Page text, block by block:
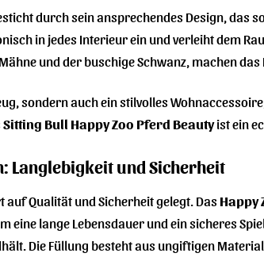
durch sein ansprechendes Design, das
in jedes Interieur ein und verleiht dem
und der buschige Schwanz, machen
sondern auch ein stilvolles
Sitting Bull Happy Zoo Pferd Beautyist ein
Langlebigkeit und Sicherheit
Qualität und Sicherheit gelegt. Das Happy
eine lange Lebensdauer und ein sicheres
Die Füllung besteht aus ungiftigen